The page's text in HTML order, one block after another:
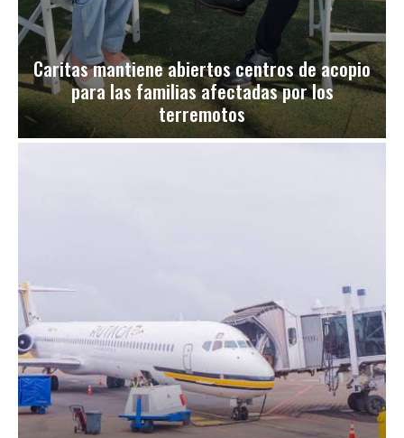
Caritas mantiene abiertos centros de acopio
para las familias afectadas por los
terremotos